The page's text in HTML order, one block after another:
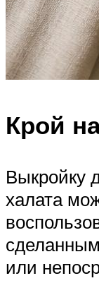
Крой
Выкройку
халата
или